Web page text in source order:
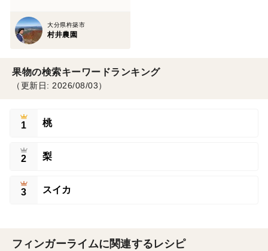
大分県杵築市
村井農園
果物の検索キーワードランキング
（更新日: 2026/08/03）
1 桃
2 梨
3 スイカ
フィンガーライムに関連するレシピ